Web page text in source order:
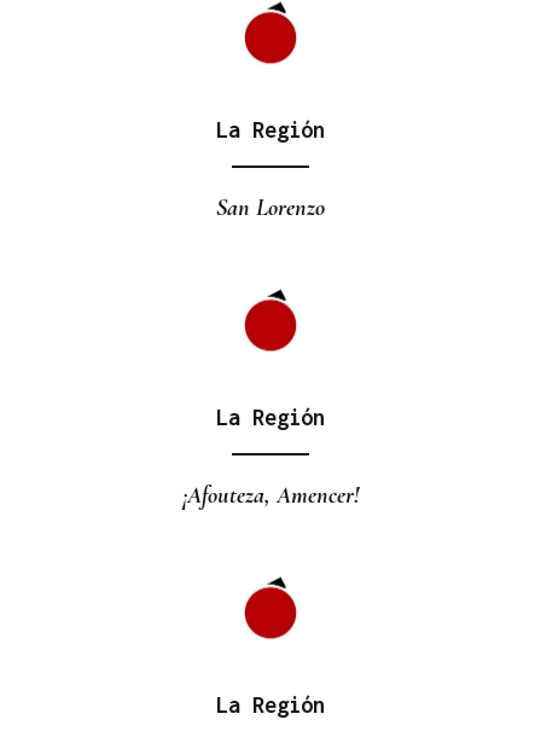
La Región
San Lorenzo
La Región
¡Afouteza, Amencer!
La Región